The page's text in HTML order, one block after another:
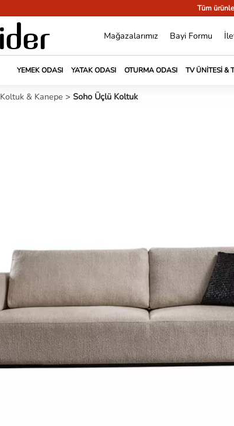
Tüm
Mağazalarımız Bayi Formu
YEMEK ODASI YATAK ODASI OTURMA ODASI TV ÜNITESI &
Koltuk & Kanepe > Soho Üçlü Koltuk